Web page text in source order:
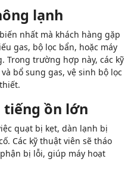
lạnh
nhất mà khách hàng gặp
gas, bộ lọc bẩn, hoặc máy
Trong trường hợp này, các kỹ
bổ sung gas, vệ sinh bộ lọc
tiếng ồn lớn
quạt bị kẹt, dàn lạnh bị
Các kỹ thuật viên sẽ tháo
bị lỗi, giúp máy hoạt